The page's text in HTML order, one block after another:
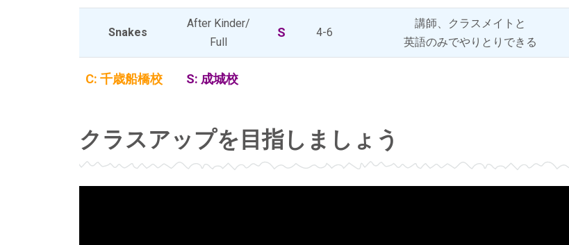
Snakes
After Kinder/
Full
S 4-6
講師、クラスメイトと
英語のみでやりとりできる
C: 千歳船橋校 S: 成城校
クラスアップを目指しましょう